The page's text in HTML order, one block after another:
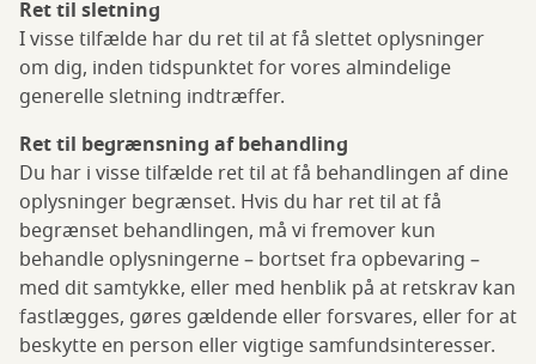
Ret til sletning
I visse tilfælde har du ret til at få slettet oplysninger
om dig, inden tidspunktet for vores almindelige
generelle sletning indtræffer.
Ret til begrænsning af behandling
Du har i visse tilfælde ret til at få behandlingen af dine
oplysninger begrænset. Hvis du har ret til at få
begrænset behandlingen, må vi fremover kun
behandle oplysningerne – bortset fra opbevaring –
med dit samtykke, eller med henblik på at retskrav kan
fastlægges, gøres gældende eller forsvares, eller for at
beskytte en person eller vigtige samfundsinteresser.